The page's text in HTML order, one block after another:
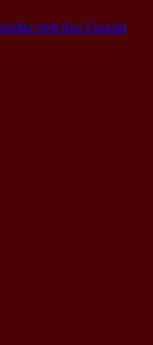
und das Usenet